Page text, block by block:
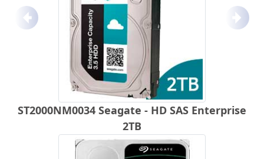
ST2000NM0034 Seagate - HD SAS Enterprise
2TB
Anterior